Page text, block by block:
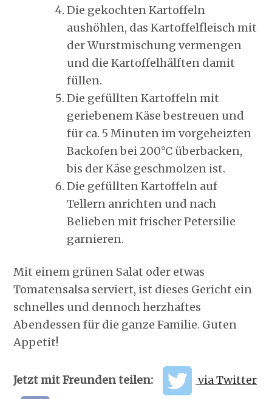
Die gekochten Kartoffeln
aushöhlen, das Kartoffelfleisch mit
der Wurstmischung vermengen
und die Kartoffelhälften damit
füllen.
Die gefüllten Kartoffeln mit
geriebenem Käse bestreuen und
für ca. 5 Minuten im vorgeheizten
Backofen bei 200°C überbacken,
bis der Käse geschmolzen ist.
Die gefüllten Kartoffeln auf
Tellern anrichten und nach
Belieben mit frischer Petersilie
garnieren.
Mit einem grünen Salat oder etwas
Tomatensalsa serviert, ist dieses Gericht ein
schnelles und dennoch herzhaftes
Abendessen für die ganze Familie. Guten
Appetit!
Jetzt mit Freunden teilen: via Twitter